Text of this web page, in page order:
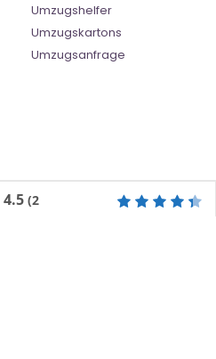
Umzugshelfer
Umzugskartons
Umzugsanfrage
4.5 (2